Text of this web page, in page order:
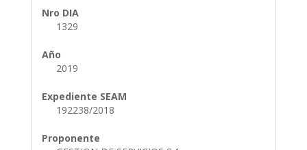
Nro DIA
1329
Año
2019
Expediente SEAM
192238/2018
Proponente